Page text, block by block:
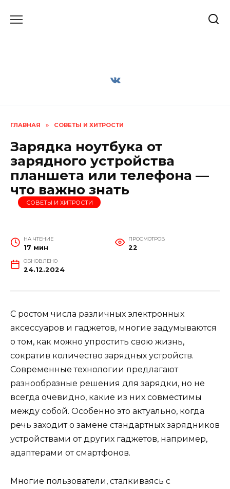
ГЛАВНАЯ » СОВЕТЫ И ХИТРОСТИ
Зарядка ноутбука от
зарядного устройства
планшета или телефона —
что важно знать
СОВЕТЫ И ХИТРОСТИ
НА ЧТЕНИЕ
17 мин
ПРОСМОТРОВ
22
ОБНОВЛЕНО
24.12.2024
С ростом числа различных электронных
аксессуаров и гаджетов, многие задумываются
о том, как можно упростить свою жизнь,
сократив количество зарядных устройств.
Современные технологии предлагают
разнообразные решения для зарядки, но не
всегда очевидно, какие из них совместимы
между собой. Особенно это актуально, когда
речь заходит о замене стандартных зарядников
устройствами от других гаджетов, например,
адаптерами от смартфонов.
Многие пользователи, сталкиваясь с